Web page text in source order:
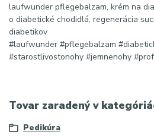
laufwunder pflegebalzam, krém na
o diabetické chodidlá, regenerácia
diabetikov
#laufwunder #pflegebalzam
#starostlivostonohy #jemnenohy
Tovar zaradený v
Pedikúra